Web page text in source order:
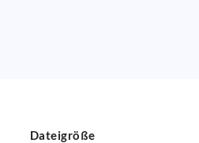
Dateigröße